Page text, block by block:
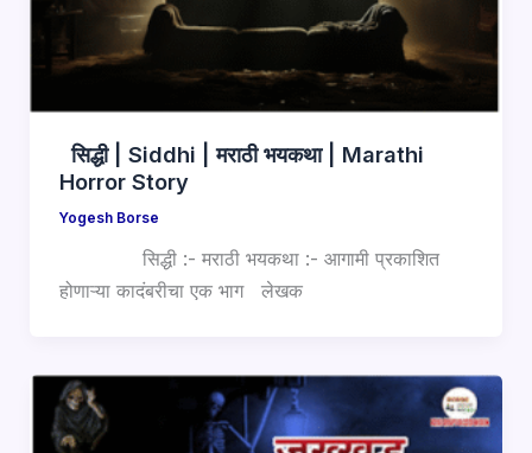
सिद्धी | Siddhi | मराठी भयकथा | Marathi
Horror Story
Yogesh Borse
सिद्धी :- मराठी भयकथा :- आगामी प्रकाशित
होणाऱ्या कादंबरीचा एक भाग लेखक